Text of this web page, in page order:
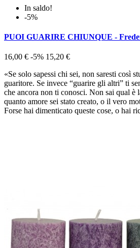
In saldo!
-5%
PUOI GUARIRE CHIUNQUE -
16,00 € -5% 15,20 €
«Se solo sapessi chi sei, non saresti così
guaritore. Se invece “guarire gli altri” ti
che ancora non ti conosci. Non sai qual è
quanto amore sei stato creato, o il vero
Forse hai dimenticato queste cose, o hai